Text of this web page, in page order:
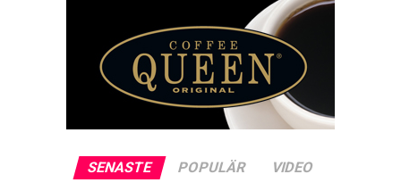
SENASTE POPULÄR VIDEO